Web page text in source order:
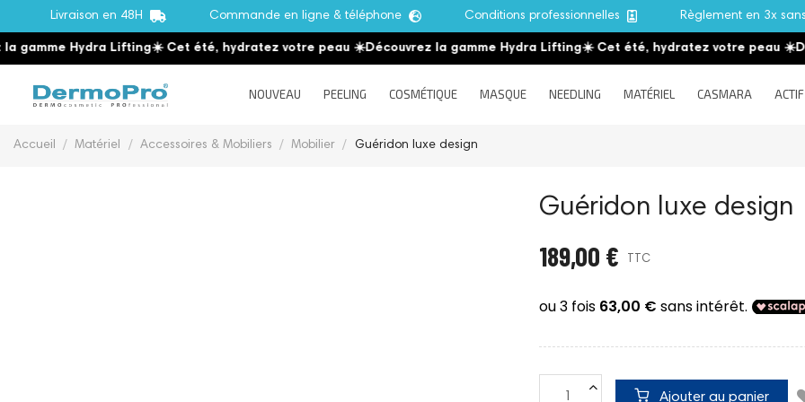
Livraison en 48H Commande en ligne & téléphone Conditions professionnelles Règlement en 3x
gamme Hydra Lifting☀️ Cet été, hydratez votre peau ☀️ Découvrez la gamme Hydra Lifting☀️ Cet été, hydratez votre peau ☀️
NOUVEAU PEELING COSMÉTIQUE MASQUE NEEDLING MATÉRIEL CASMARA ACTIF
Accueil Matériel Accessoires & Mobiliers Mobilier Guéridon luxe design
Guéridon luxe design
189,00 € TTC
Ajouter au panier